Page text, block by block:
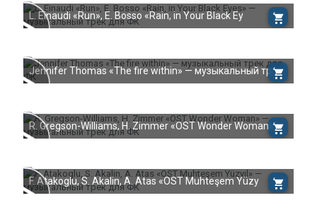
L. Einaudi «Run», E. Bosso «Rain, in Your Black Ey
Jennifer Thomas «The fire within» — музыкальный тр
R. Gregson-Williams, H. Zimmer «OST Wonder Woman»
F. Atakoglu, S. Akalin, A. Atas «OST Muhteşem Yüzy